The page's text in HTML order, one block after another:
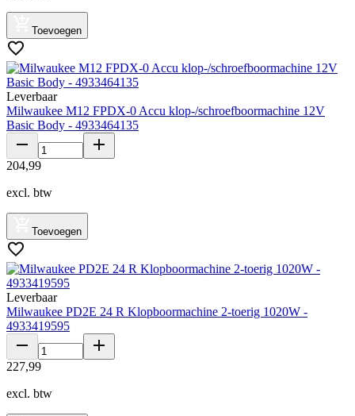
Toevoegen
Leverbaar
Milwaukee M12 FPDX-0 Accu klop-/schroefboormachine 12V
Basic Body - 4933464135
204,99
excl. btw
Toevoegen
Leverbaar
Milwaukee PD2E 24 R Klopboormachine 2-toerig 1020W -
4933419595
227,99
excl. btw